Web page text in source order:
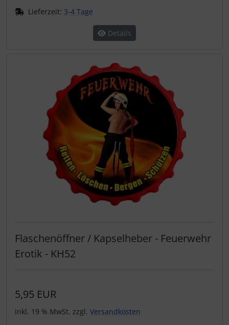
Lieferzeit: 3-4 Tage
Details
Flaschenöffner / Kapselheber - Feuerwehr
Erotik - KH52
5,95 EUR
inkl. 19 % MwSt. zzgl. Versandkosten